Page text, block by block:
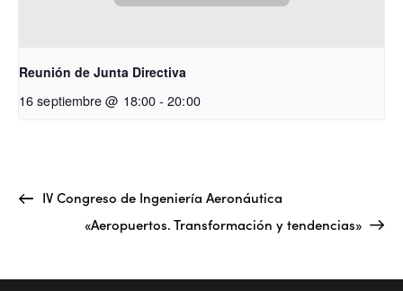
Reunión de Junta Directiva
16 septiembre @ 18:00- 20:00
IV Congreso de Ingeniería Aeronáutica
«Aeropuertos. Transformación y tendencias»